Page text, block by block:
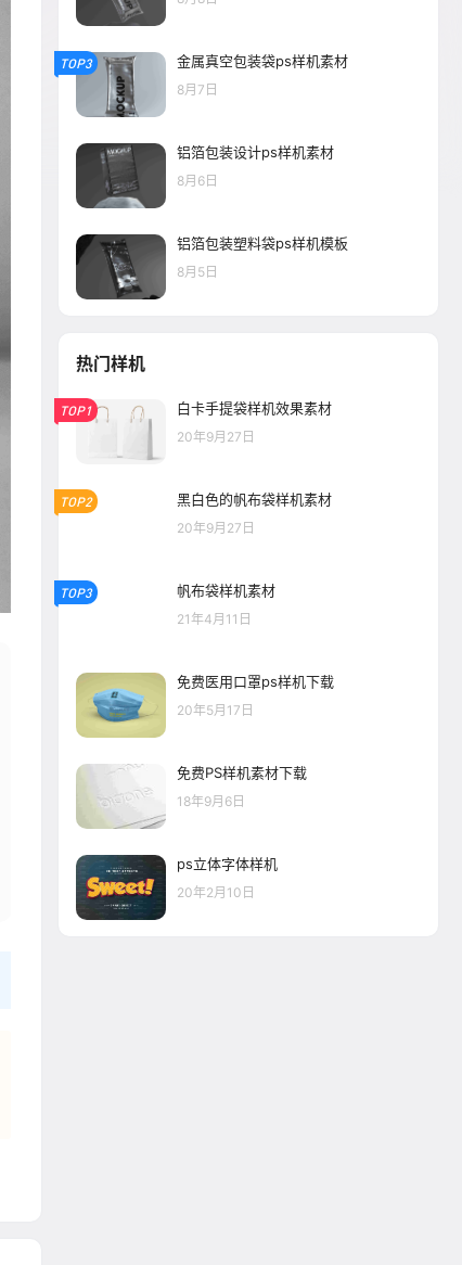
TOP3 金属真空包装袋ps样机素材
8月7日
铝箔包装设计ps样机素材
8月6日
铝箔包装塑料袋ps样机模板
8月5日
热门样机
TOP1 白卡手提袋样机效果素材
20年9月27日
TOP2 黑白色的帆布袋样机素材
20年9月27日
TOP3 帆布袋样机素材
21年4月11日
免费医用口罩ps样机下载
20年5月17日
免费PS样机素材下载
18年9月6日
ps立体字体样机
20年2月10日